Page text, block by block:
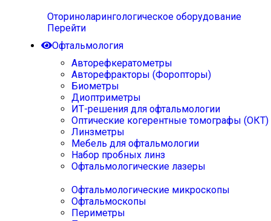
Оториноларингологическое оборудование
Перейти
Офтальмология
Авторефкератометры
Авторефракторы (Форопторы)
Биометры
Диоптриметры
ИТ-решения для офтальмологии
Оптические когерентные томографы (ОКТ)
Линзметры
Мебель для офтальмологии
Набор пробных линз
Офтальмологические лазеры
Офтальмологические микроскопы
Офтальмоскопы
Периметры